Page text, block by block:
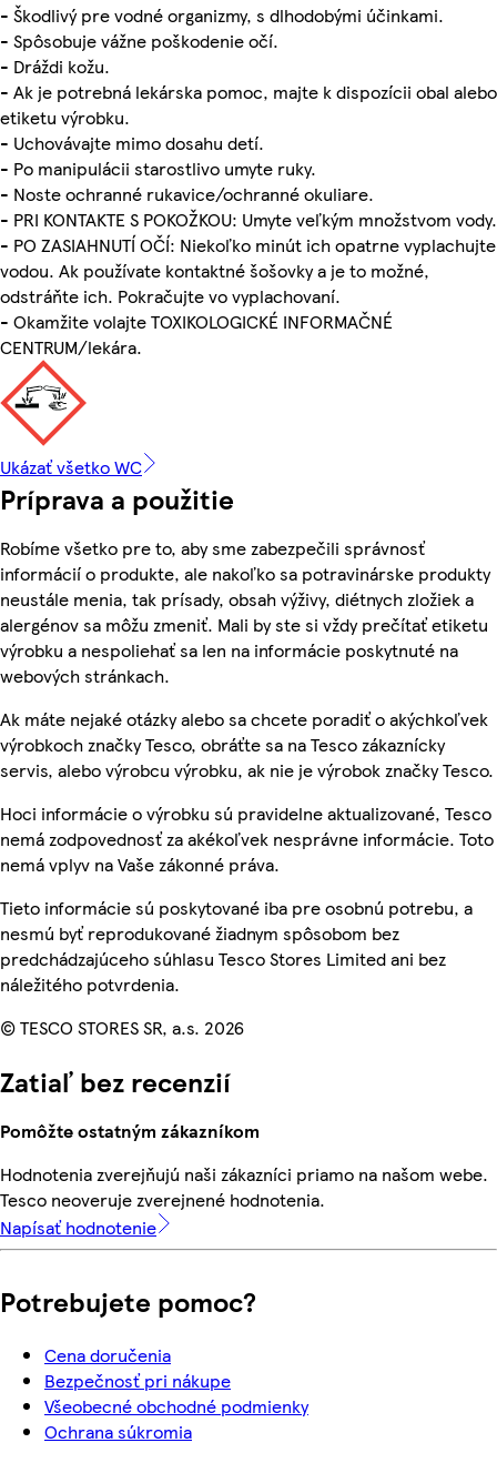
- Škodlivý pre vodné organizmy, s dlhodobými účinkami.
- Spôsobuje vážne poškodenie očí.
- Dráždi kožu.
- Ak je potrebná lekárska pomoc, majte k dispozícii obal alebo
etiketu výrobku.
- Uchovávajte mimo dosahu detí.
- Po manipulácii starostlivo umyte ruky.
- Noste ochranné rukavice/ochranné okuliare.
- PRI KONTAKTE S POKOŽKOU: Umyte veľkým množstvom vody.
- PO ZASIAHNUTÍ OČÍ: Niekoľko minút ich opatrne vyplachujte
vodou. Ak používate kontaktné šošovky a je to možné,
odstráňte ich. Pokračujte vo vyplachovaní.
- Okamžite volajte TOXIKOLOGICKÉ INFORMAČNÉ
CENTRUM/lekára.
Ukázať všetko WC
Príprava a použitie
Robíme všetko pre to, aby sme zabezpečili správnosť
informácií o produkte, ale nakoľko sa potravinárske produkty
neustále menia, tak prísady, obsah výživy, diétnych zložiek a
alergénov sa môžu zmeniť. Mali by ste si vždy prečítať etiketu
výrobku a nespoliehať sa len na informácie poskytnuté na
webových stránkach.
Ak máte nejaké otázky alebo sa chcete poradiť o akýchkoľvek
výrobkoch značky Tesco, obráťte sa na Tesco zákaznícky
servis, alebo výrobcu výrobku, ak nie je výrobok značky Tesco.
Hoci informácie o výrobku sú pravidelne aktualizované, Tesco
nemá zodpovednosť za akékoľvek nesprávne informácie. Toto
nemá vplyv na Vaše zákonné práva.
Tieto informácie sú poskytované iba pre osobnú potrebu, a
nesmú byť reprodukované žiadnym spôsobom bez
predchádzajúceho súhlasu Tesco Stores Limited ani bez
náležitého potvrdenia.
© TESCO STORES SR, a.s. 2026
Zatiaľ bez recenzií
Pomôžte ostatným zákazníkom
Hodnotenia zverejňujú naši zákazníci priamo na našom webe.
Tesco neoveruje zverejnené hodnotenia.
Napísať hodnotenie
Potrebujete pomoc?
Cena doručenia
Bezpečnosť pri nákupe
Všeobecné obchodné podmienky
Ochrana súkromia